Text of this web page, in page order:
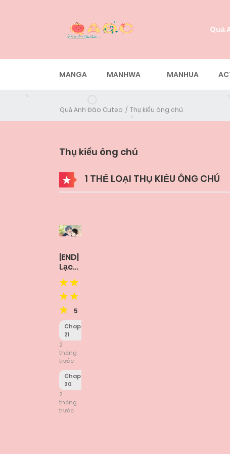
Quả
MANGA MANHWA MANHUA
Quả Anh Đào Cuteo Thụ kiểu ông chú
Thụ kiểu ông chú
1 THỂ LOẠI THỤ KIỂU ÔNG CHÚ
|END|
Lạc
Vào
Samcheonpo
5
Chapter
21
2
tháng
trước
Chapter
20
2
tháng
trước